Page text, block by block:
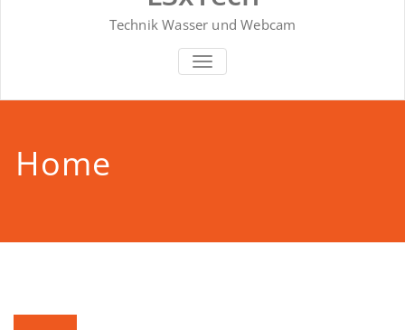
Technik Wasser und Webcam
SCHALTE NAVIGATION
Home